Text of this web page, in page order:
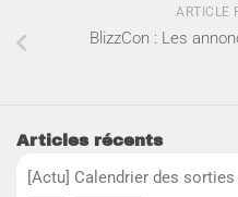
ARTICLE
BlizzCon : Les
Articles récents
[Actu] Calendrier des